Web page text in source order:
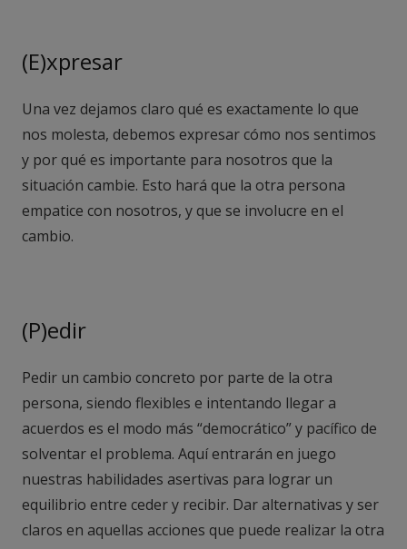
(E)xpresar
Una vez dejamos claro qué es exactamente lo que
nos molesta, debemos expresar cómo nos sentimos
y por qué es importante para nosotros que la
situación cambie. Esto hará que la otra persona
empatice con nosotros, y que se involucre en el
cambio.
(P)edir
Pedir un cambio concreto por parte de la otra
persona, siendo flexibles e intentando llegar a
acuerdos es el modo más “democrático” y pacífico de
solventar el problema. Aquí entrarán en juego
nuestras habilidades asertivas para lograr un
equilibrio entre ceder y recibir. Dar alternativas y ser
claros en aquellas acciones que puede realizar la otra